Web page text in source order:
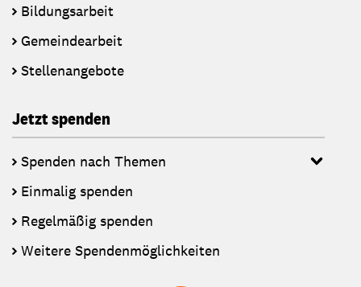
Bildungsarbeit
Gemeindearbeit
Stellenangebote
Jetzt spenden
Spenden nach Themen
Einmalig spenden
Regelmäßig spenden
Weitere Spendenmöglichkeiten